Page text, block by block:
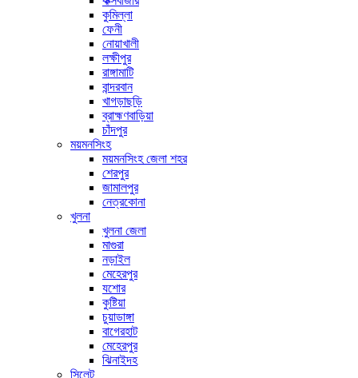
কুমিল্লা
ফেনী
নোয়াখালী
লক্ষীপুর
রাঙ্গামাটি
বান্দরবান
খাগড়াছড়ি
ব্রাহ্মণবাড়িয়া
চাঁদপুর
ময়মনসিংহ
ময়মনসিংহ জেলা শহর
শেরপুর
জামালপুর
নেত্রকোনা
খুলনা
খুলনা জেলা
মাগুরা
নড়াইল
মেহেরপুর
যশোর
কুষ্টিয়া
চুয়াডাঙ্গা
বাগেরহাট
মেহেরপুর
ঝিনাইদহ
সিলেট